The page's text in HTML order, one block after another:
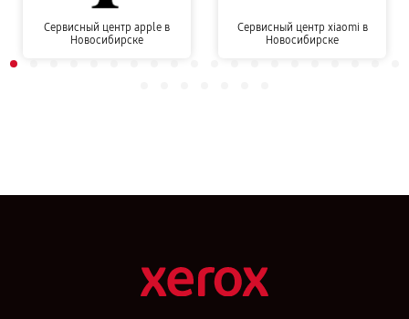
Сервисный центр apple в
Новосибирске
Сервисный центр xiaomi в
Новосибирске